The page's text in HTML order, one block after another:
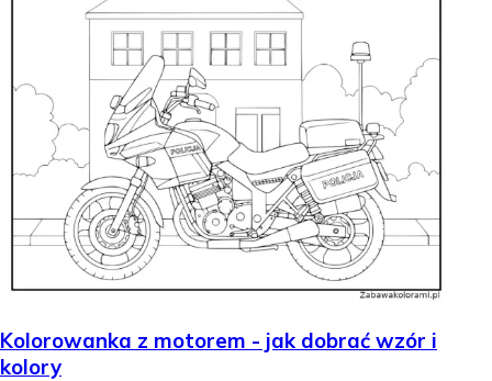
Kolorowanka z motorem - jak dobrać wzór i
kolory